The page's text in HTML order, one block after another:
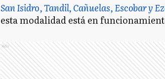
San Isidro, Tandil, Cañuelas, Escobar y
esta modalidad está en
Ads